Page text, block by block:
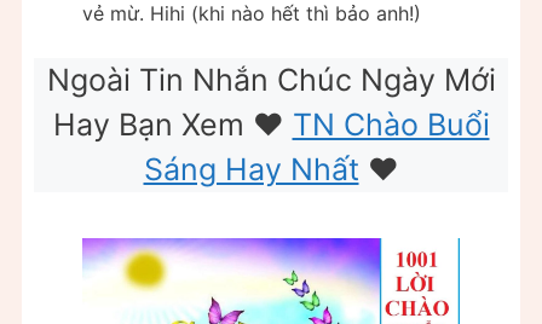
vẻ mừ. Hihi (khi nào hết thì bảo anh!)
Ngoài Tin Nhắn Chúc Ngày Mới
Hay Bạn Xem ❤️ TN Chào Buổi
Sáng Hay Nhất ❤️